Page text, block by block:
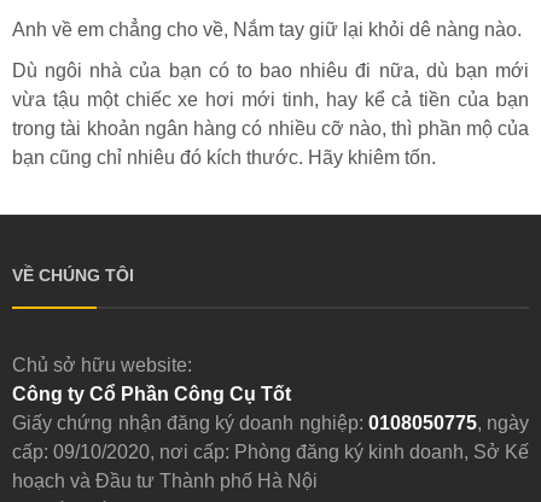
Anh về em chẳng cho về, Nắm tay giữ lại khỏi dê nàng nào.
Dù ngôi nhà của bạn có to bao nhiêu đi nữa, dù bạn mới
vừa tậu một chiếc xe hơi mới tinh, hay kể cả tiền của bạn
trong tài khoản ngân hàng có nhiều cỡ nào, thì phần mộ của
bạn cũng chỉ nhiêu đó kích thước. Hãy khiêm tốn.
VỀ CHÚNG TÔI
Chủ sở hữu website:
Công ty Cổ Phần Công Cụ Tốt
Giấy chứng nhận đăng ký doanh nghiệp: 0108050775, ngày
cấp: 09/10/2020, nơi cấp: Phòng đăng ký kinh doanh, Sở Kế
hoạch và Đầu tư Thành phố Hà Nội